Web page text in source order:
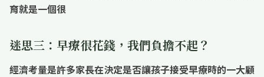
育就是一個很
迷思三：早療很花錢，我們負擔不起？
經濟考量是許多家長在決定是否讓孩子接受早療時的一大顧